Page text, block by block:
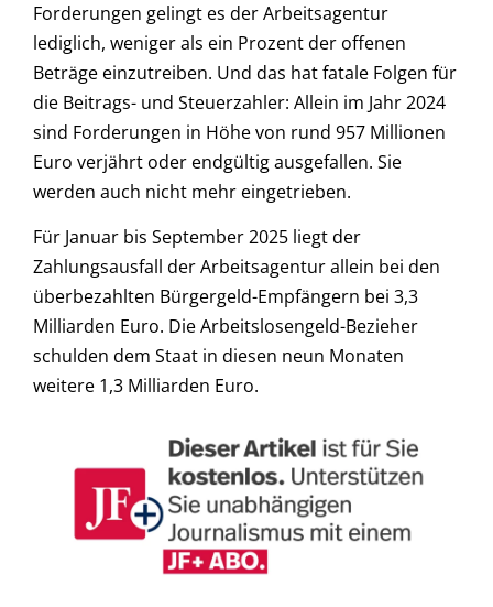
Forderungen gelingt es der Arbeitsagentur
lediglich, weniger als ein Prozent der offenen
Beträge einzutreiben. Und das hat fatale Folgen für
die Beitrags- und Steuerzahler: Allein im Jahr 2024
sind Forderungen in Höhe von rund 957 Millionen
Euro verjährt oder endgültig ausgefallen. Sie
werden auch nicht mehr eingetrieben.
Für Januar bis September 2025 liegt der
Zahlungsausfall der Arbeitsagentur allein bei den
überbezahlten Bürgergeld-Empfängern bei 3,3
Milliarden Euro. Die Arbeitslosengeld-Bezieher
schulden dem Staat in diesen neun Monaten
weitere 1,3 Milliarden Euro.